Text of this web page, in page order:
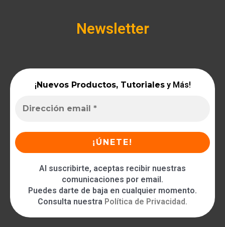
Newsletter
¡Nuevos Productos, Tutorialesy Más!
Al suscribirte, aceptas recibir nuestras
comunicaciones por email.
Puedes darte de baja en cualquier momento.
Consulta nuestra Política de Privacidad.